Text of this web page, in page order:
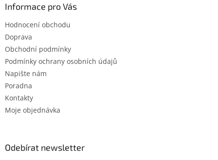
Informace pro Vás
Hodnocení obchodu
Doprava
Obchodní podmínky
Podmínky ochrany osobních údajů
Napište nám
Poradna
Kontakty
Moje objednávka
Odebírat newsletter